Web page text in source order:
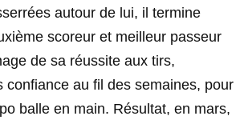
autour de lui, il termine
scoreur et meilleur passeur
de sa réussite aux tirs,
confiance au fil des semaines, pour
balle en main. Résultat, en mars,